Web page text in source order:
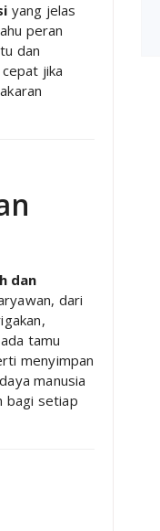
yang jelas
peran
dan
jika
dan
dari
tamu
menyimpan
manusia
bagi setiap